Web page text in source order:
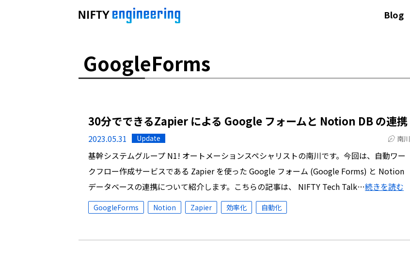
Blog
GoogleForms
30分でできるZapier による Google フォームと Notion DB の連携
2023.05.31 Update 南川
基幹システムグループ N1! オートメーションスペシャリストの南川です。今回は、自動ワー
クフロー作成サービスである Zapier を使った Google フォーム (Google Forms) と Notion
データベースの連携について紹介します。こちらの記事は、 NIFTY Tech Talk…続きを読む
GoogleForms Notion Zapier 効率化 自動化